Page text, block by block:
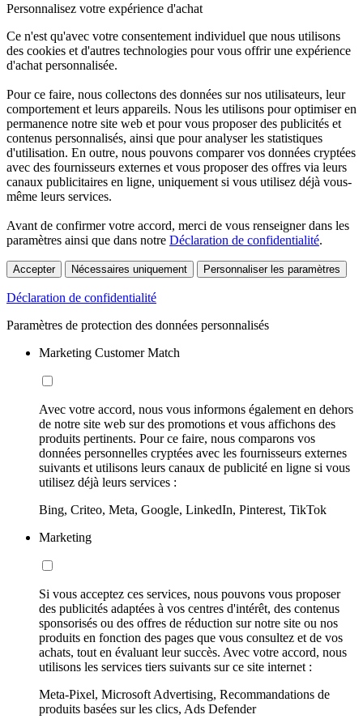
Personnalisez votre expérience d'achat
Ce n'est qu'avec votre consentement individuel que nous utilisons
des cookies et d'autres technologies pour vous offrir une expérience
d'achat personnalisée.
Pour ce faire, nous collectons des données sur nos utilisateurs, leur
comportement et leurs appareils. Nous les utilisons pour optimiser en
permanence notre site web et pour vous proposer des publicités et
contenus personnalisés, ainsi que pour analyser les statistiques
d'utilisation. En outre, nous pouvons comparer vos données cryptées
avec des fournisseurs externes et vous proposer des offres via leurs
canaux publicitaires en ligne, uniquement si vous utilisez déjà vous-
même leurs services.
Avant de confirmer votre accord, merci de vous renseigner dans les
paramètres ainsi que dans notre Déclaration de confidentialité.
Accepter Nécessaires uniquement Personnaliser les paramètres
Déclaration de confidentialité
Paramètres de protection des données personnalisés
Marketing Customer Match
Avec votre accord, nous vous informons également en dehors
de notre site web sur des promotions et vous affichons des
produits pertinents. Pour ce faire, nous comparons vos
données personnelles cryptées avec les fournisseurs externes
suivants et utilisons leurs canaux de publicité en ligne si vous
utilisez déjà leurs services :
Bing, Criteo, Meta, Google, LinkedIn, Pinterest, TikTok
Marketing
Si vous acceptez ces services, nous pouvons vous proposer
des publicités adaptées à vos centres d'intérêt, des contenus
sponsorisés ou des offres de réduction sur notre site ou nos
produits en fonction des pages que vous consultez et de vos
achats, tout en évaluant leur succès. Avec votre accord, nous
utilisons les services tiers suivants sur ce site internet :
Meta-Pixel, Microsoft Advertising, Recommandations de
produits basées sur les clics, Ads Defender